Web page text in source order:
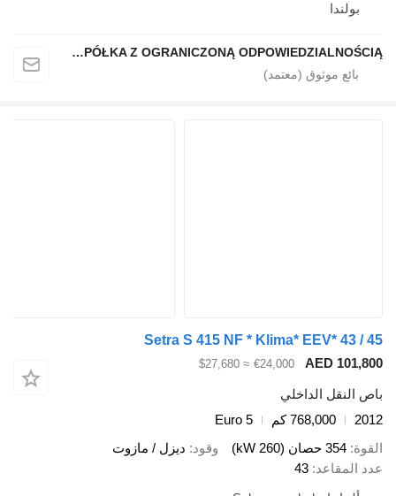
بولندا
SINDBAD SPÓŁKA Z OGRANICZONĄ ODPOWIEDZIALNOŚCIĄ
Setra S 415 NF * Klima* EEV* 43 /
AED
€24,000
≈ $27,680
النقل الداخلي
768,000 كم
Euro 5
354 حصان (260 kW) وقود ديزل / مازوت
المقاعد 43